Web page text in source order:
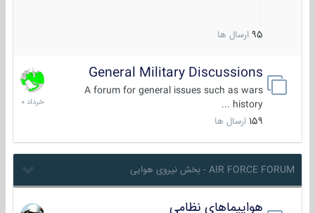
95 ارسال ها
General Military Discussions
A forum for general issues such as wars
history ...
159 ارسال ها
10
خرداد
1400
AIR FORCE FORUM - بخش نیروی هوایی
هواپیماهای نظامی
جمعه